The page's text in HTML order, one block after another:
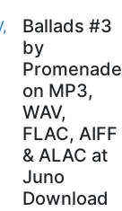
Ballads #3
by
Promenade
on MP3,
WAV,
FLAC, AIFF
& ALAC at
Juno
Download